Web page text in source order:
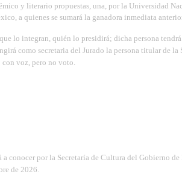
y literario propuestas, una, por la Universidad
a quienes se sumará la ganadora inmediata
lo integran, quién lo presidirá; dicha persona
como secretaria del Jurado la persona titular de la
voz, pero no voto.
conocer por la Secretaría de Cultura del Gobierno
de 2026.